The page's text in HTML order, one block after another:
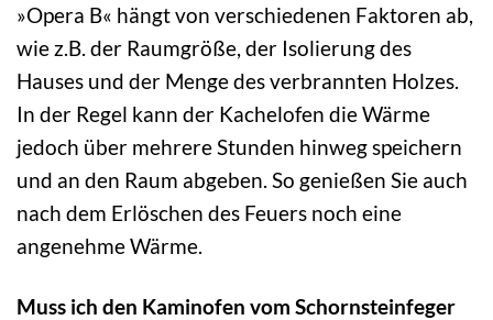
»Opera B« hängt von verschiedenen Faktoren ab,
wie z.B. der Raumgröße, der Isolierung des
Hauses und der Menge des verbrannten Holzes.
In der Regel kann der Kachelofen die Wärme
jedoch über mehrere Stunden hinweg speichern
und an den Raum abgeben. So genießen Sie auch
nach dem Erlöschen des Feuers noch eine
angenehme Wärme.
Muss ich den Kaminofen vom Schornsteinfeger